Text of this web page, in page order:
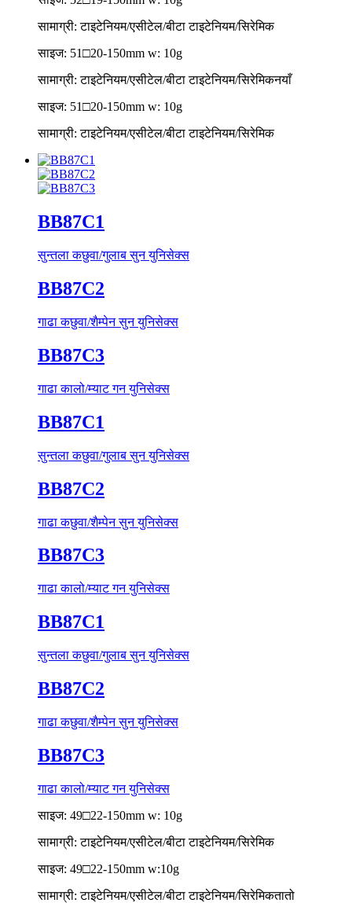
सामाग्री: टाइटेनियम/एसीटेल/बीटा टाइटेनियम/सिरेमिक
साइज: 51□20-150mm w: 10g
सामाग्री: टाइटेनियम/एसीटेल/बीटा टाइटेनियम/सिरेमिकनयाँ
साइज: 51□20-150mm w: 10g
सामाग्री: टाइटेनियम/एसीटेल/बीटा टाइटेनियम/सिरेमिक
BB87C1
सुन्तला कछुवा/गुलाब सुन युनिसेक्स
BB87C2
गाढा कछुवा/शैम्पेन सुन युनिसेक्स
BB87C3
गाढा कालो/म्याट गन युनिसेक्स
BB87C1
सुन्तला कछुवा/गुलाब सुन युनिसेक्स
BB87C2
गाढा कछुवा/शैम्पेन सुन युनिसेक्स
BB87C3
गाढा कालो/म्याट गन युनिसेक्स
BB87C1
सुन्तला कछुवा/गुलाब सुन युनिसेक्स
BB87C2
गाढा कछुवा/शैम्पेन सुन युनिसेक्स
BB87C3
गाढा कालो/म्याट गन युनिसेक्स
साइज: 49□22-150mm w: 10g
सामाग्री: टाइटेनियम/एसीटेल/बीटा टाइटेनियम/सिरेमिक
साइज: 49□22-150mm w:10g
सामाग्री: टाइटेनियम/एसीटेल/बीटा टाइटेनियम/सिरेमिकतातो